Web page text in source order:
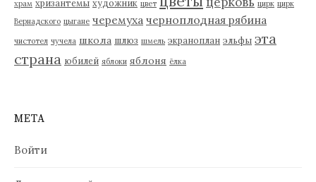
храм хризантемы художник цвет цирк цирк
Вернадского цыгане черемуха черноплодная рябина
чистотел чучела школа шлюз шмель экраноплан эльфы эта
страна юбилей яблоки яблоня ёлка
МЕТА
Войти